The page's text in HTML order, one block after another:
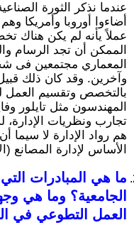
عندما نذكر الثورة
أضاءوا أوروبا وأمريكا
عملاً يأنه لم يكن هناك
الممكن أن تجد الرسام
المعماري مجتمعين فى
وآخرين. وقد كان ذلك
بالتخصص وتقسيم العمل
المهندسون مثل تايلور
تجارب ونظريات الإدارة،
هم رواد الإدارة لا سيما
الأساس لإدارة المصانع
ما هي المبادرات
الجامعية؟ وما هي
العمل التطوعي في